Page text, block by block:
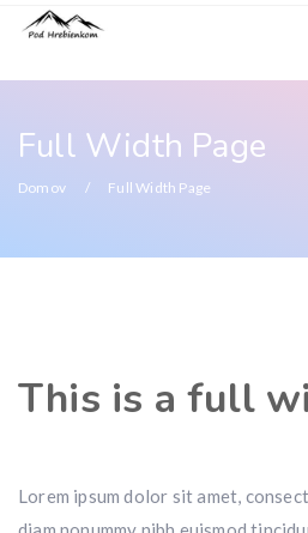
Full Width Page
Domov Full Width Page
This is a full
Lorem ipsum dolor sit amet,